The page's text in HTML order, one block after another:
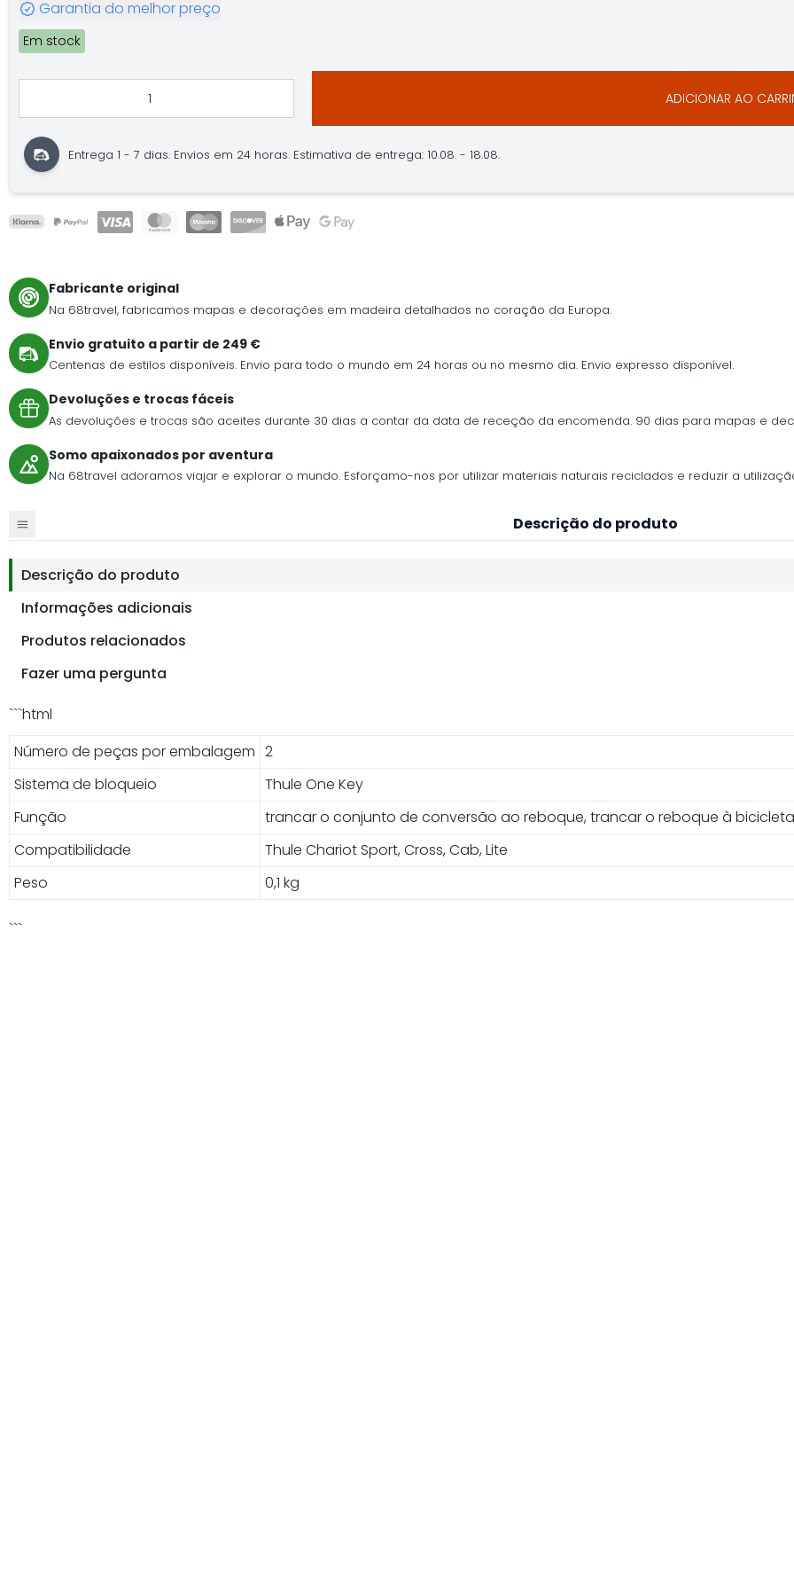
Garantia do melhor preço
Em stock
ADICIONAR AO
Entrega 1 - 7 dias. Envios em 24 horas. Estimativa de entrega: 10.08. - 18.08.
Fabricante original
Na 68travel, fabricamos mapas e decorações em madeira detalhados no coração da Europa.
Envio gratuito a partir de 249 €
Centenas de estilos disponíveis. Envio para todo o mundo em 24 horas ou no mesmo dia. Envio expresso disponível.
Devoluções e trocas fáceis
As devoluções e trocas são aceites durante 30 dias a contar da data de receção da encomenda. 90 dias para mapas e
Somo apaixonados por aventura
Na 68travel adoramos viajar e explorar o mundo. Esforçamo-nos por utilizar materiais naturais reciclados e reduzir a
Descrição do produto
Descrição do produto
Informações adicionais
Produtos relacionados
Fazer uma pergunta
```html
Número de peças por embalagem 2
Sistema de bloqueio
Thule One Key
Função
trancar o conjunto de conversão ao reboque, trancar o reboque à bicicleta
Compatibilidade
Thule Chariot Sport, Cross, Cab, Lite
Peso
0,1 kg
```